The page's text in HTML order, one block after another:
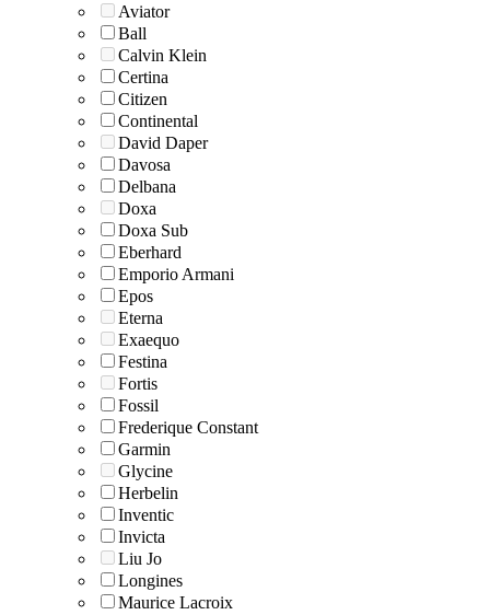
Aviator
Ball
Calvin Klein
Certina
Citizen
Continental
David Daper
Davosa
Delbana
Doxa
Doxa Sub
Eberhard
Emporio Armani
Epos
Eterna
Exaequo
Festina
Fortis
Fossil
Frederique Constant
Garmin
Glycine
Herbelin
Inventic
Invicta
Liu Jo
Longines
Maurice Lacroix